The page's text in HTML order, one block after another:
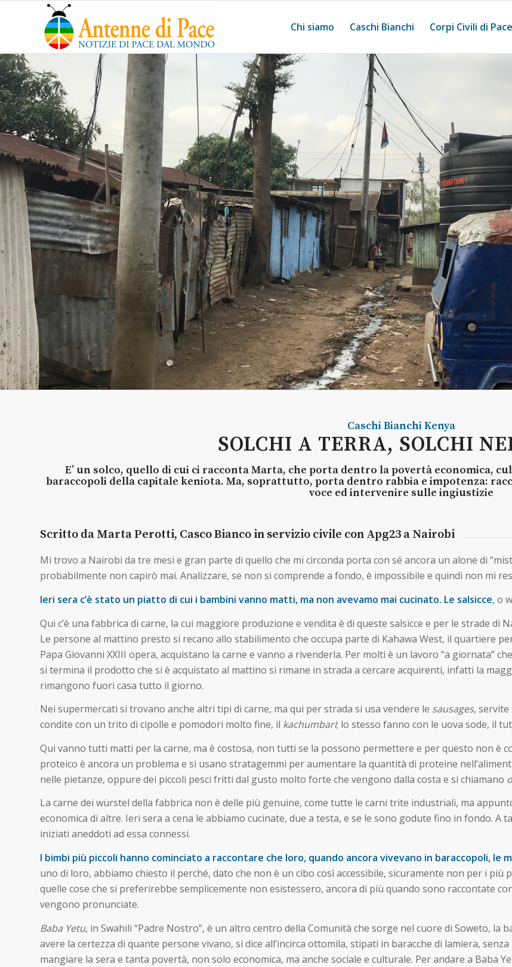
Chi siamo Caschi Bianchi Corpi Civili di Pace
Caschi BianchiKenya
SOLCHI A TERRA, SOLCHI
E’ un solco, quello di cui ci racconta Marta, che porta dentro la povertà economica,
baraccopoli della capitale keniota. Ma, soprattutto, porta dentro rabbia e impotenza:
voce ed intervenire sulle ingiustizie
Scritto da Marta Perotti, Casco Bianco in servizio civile con Apg23 a Nairobi
Mi trovo a Nairobi da tre mesi e gran parte di quello che mi circonda porta con sé ancora un alone di
probabilmente non capirò mai. Analizzare, se non si comprende a fondo, è impossibile e quindi non mi
Ieri sera c’è stato un piatto di cui i bambini vanno matti, ma non avevamo mai cucinato. Le salsicce, o
Qui c’è una fabbrica di carne, la cui maggiore produzione e vendita è di queste salsicce e per le strade
Le persone al mattino presto si recano allo stabilimento che occupa parte di Kahawa West, il quartiere
Papa Giovanni XXIII opera, acquistano la carne e vanno a rivenderla. Per molti è un lavoro “a giornata”
si termina il prodotto che si è acquistato al mattino si rimane in strada a cercare acquirenti, infatti la
rimangono fuori casa tutto il giorno.
Nei supermercati si trovano anche altri tipi di carne, ma qui per strada si usa vendere le sausages, servite
condite con un trito di cipolle e pomodori molto fine, il kachumbari; lo stesso fanno con le uova sode, il
Qui vanno tutti matti per la carne, ma è costosa, non tutti se la possono permettere e per questo non è
proteico è ancora un problema e si usano stratagemmi per aumentare la quantità di proteine
nelle pietanze, oppure dei piccoli pesci fritti dal gusto molto forte che vengono dalla costa e si chiamano
La carne dei würstel della fabbrica non è delle più genuine, come tutte le carni trite industriali, ma
economica di altre. Ieri sera a cena le abbiamo cucinate, due a testa, e se le sono godute fino in fondo. A
iniziati aneddoti ad essa connessi.
I bimbi più piccoli hanno cominciato a raccontare che loro, quando ancora vivevano in baraccopoli, le
uno di loro, abbiamo chiesto il perché, dato che non è un cibo così accessibile, sicuramente non per i più
quelle cose che si preferirebbe semplicemente non esistessero, ancora di più quando sono raccontate
vengono pronunciate.
Baba Yetu, in Swahili “Padre Nostro”, è un altro centro della Comunità che sorge nel cuore di Soweto,
avere la certezza di quante persone vivano, si dice all’incirca ottomila, stipati in baracche di lamiera,
mangiare la sera e tanta povertà, non solo economica, ma anche sociale e culturale. Per andare a Baba